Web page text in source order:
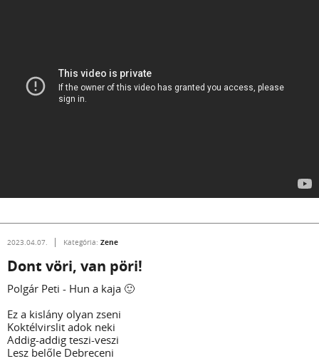
2023.04.07. Kategória: Zene
Dont vöri, van pöri!
Polgár Peti - Hun a kaja 🙂
Ez a kislány olyan zseni
Koktélvirslit adok neki
Addig-addig teszi-veszi
Lesz belőle Debreceni